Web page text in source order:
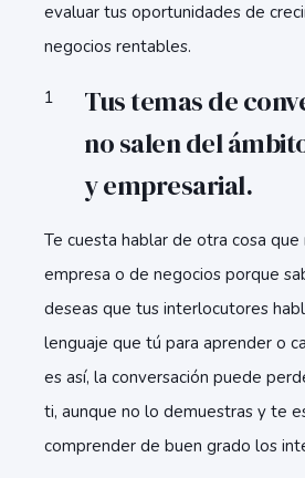
evaluar tus oportunidades de
negocios rentables.
Tus temas de
no salen del
y empresarial.
Te cuesta hablar de otra cosa
empresa o de negocios porque
deseas que tus interlocutores
lenguaje que tú para aprender o
es así, la conversación puede
ti, aunque no lo demuestras y te
comprender de buen grado los